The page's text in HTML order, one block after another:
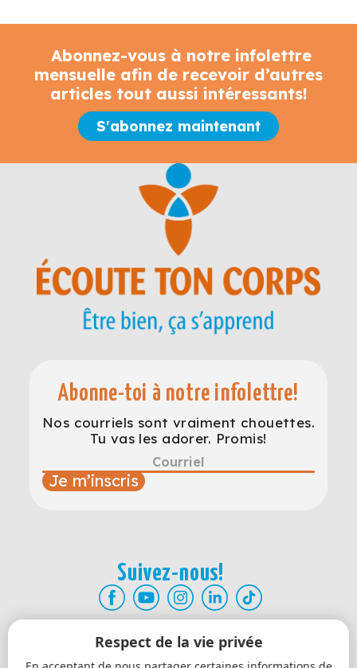
Abonnez-vous à notre infolettre
mensuelle afin de recevoir d’autres
articles tout aussi intéressants!
S'abonnez maintenant
Abonne-toi à notre infolettre!
Nos courriels sont vraiment chouettes.
Tu vas les adorer. Promis!
Je m’inscris
Suivez-nous!
Atelier Être Bien
Respect de la vie privée